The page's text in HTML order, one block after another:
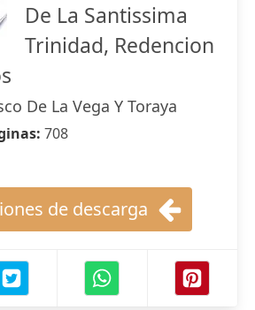
De La Santissima
Trinidad, Redencion
De La Vega Y Toraya
708
de descarga